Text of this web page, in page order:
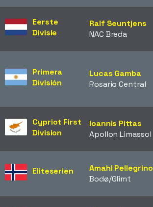
Eerste
Divisie
Ralf Seuntjens
NAC Breda
Primera
División
Lucas Gamba
Rosario Central
Cypriot First
Division
Ioannis Pittas
Apollon Limassol
Eliteserien
Amahl Pellegrino
Bodø/Glimt